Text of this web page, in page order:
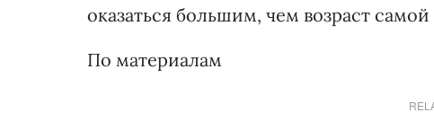
оказаться большим, чем возраст самой
По материалам